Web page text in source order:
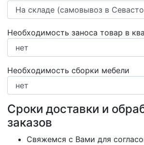
Необходимость заноса товар в
Необходимость сборки мебели
Сроки доставки и
заказов
Свяжемся с Вами для